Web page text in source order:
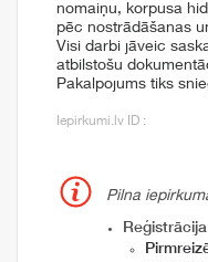
nomaiņu, korpusa
pēc nostrādāšanas
Visi darbi jāveic
atbilstošu
Pakalpojums tiks
Iepirkumi.lv ID :
Pilna